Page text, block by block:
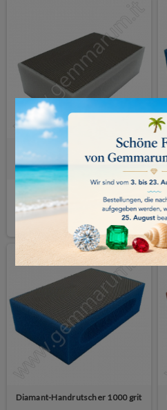
Diamant-Handrutscher 600 grit
12,00 €
Diamant-Handrutscher 1000 grit